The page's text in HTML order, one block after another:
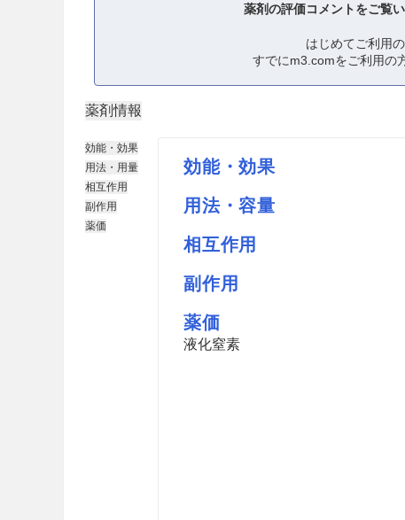
薬剤の評価コメントをご覧
はじめてご利用の
すでにm3.comをご利用の
薬剤情報
効能・効果
用法・用量
相互作用
副作用
薬価
効能・効果
用法・容量
相互作用
副作用
薬価
液化窒素